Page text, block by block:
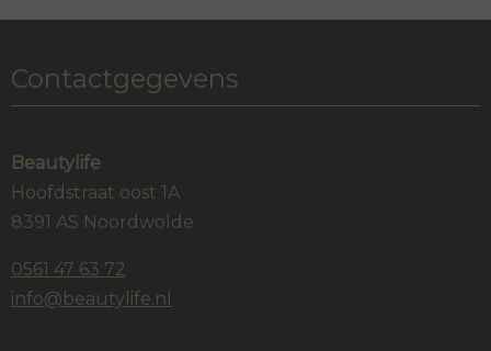
Contactgegevens
Beautylife
Hoofdstraat oost 1A
8391 AS Noordwolde
0561 47 63 72
info@beautylife.nl